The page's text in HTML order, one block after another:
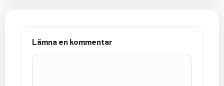
Lämna en kommentar
Kommentar